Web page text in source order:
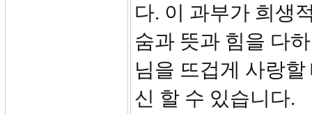
다. 이 과부가 희생
숨과 뜻과 힘을 다
님을 뜨겁게 사랑
신 할 수 있습니다.